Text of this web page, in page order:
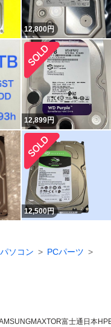
12,800円
12,899円
12,500円
ソコン
PCパーツ
MAXTOR富士通 日本HP